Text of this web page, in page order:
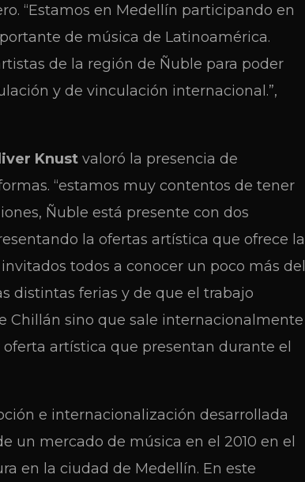
“Estamos en Medellín participando en
de música de Latinoamérica.
de la región de Ñuble para poder
y de vinculación internacional.”,
Knust valoró la presencia de
“estamos muy contentos de tener
Ñuble está presente con dos
la ofertas artística que ofrece la
todos a conocer un poco más del
distintas ferias y de que el trabajo
Chillán sino que sale internacionalmente
artística que presentan durante el
e internacionalización desarrollada
un mercado de música en el 2010 en el
en la ciudad de Medellín. En este